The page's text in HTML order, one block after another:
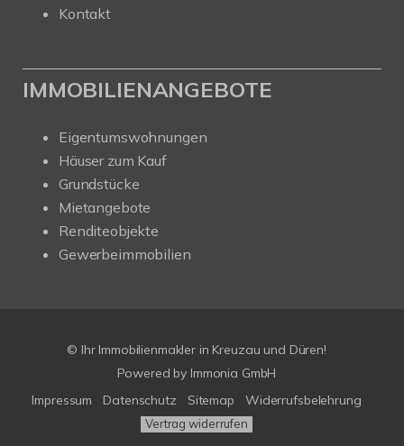
Kontakt
IMMOBILIENANGEBOTE
Eigentumswohnungen
Häuser zum Kauf
Grundstücke
Mietangebote
Renditeobjekte
Gewerbeimmobilien
© Ihr Immobilienmakler in Kreuzau und Düren!
Powered by Immonia GmbH
Impressum
Datenschutz Sitemap Widerrufsbelehrung
Vertrag widerrufen